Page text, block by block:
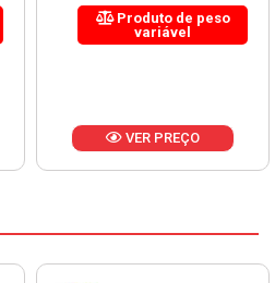
Produto de peso
variável
VER PREÇO